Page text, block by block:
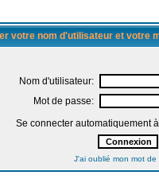
votre nom d'utilisateur et votre
Nom d'utilisateur:
Mot de passe:
Se connecter automatiquement
J'ai oublié mon mot de